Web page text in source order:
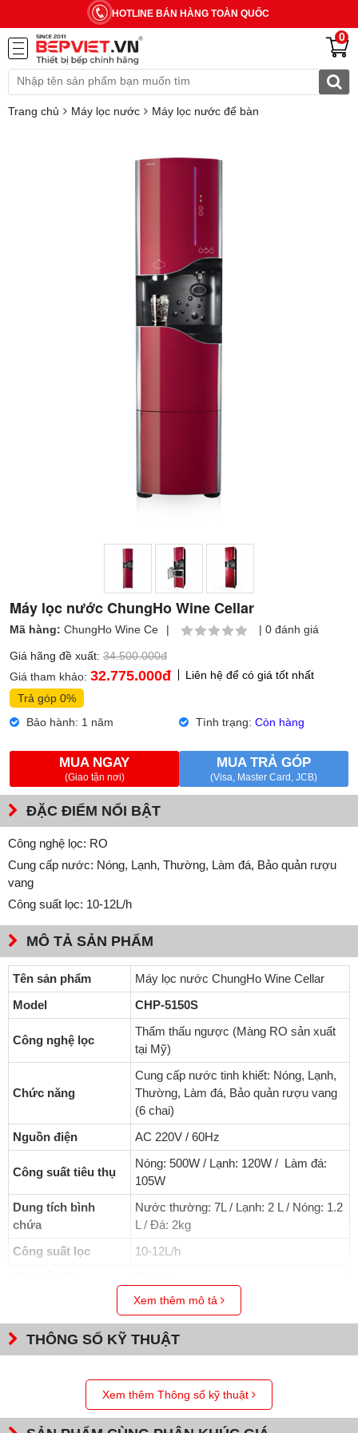
HOTLINE BÁN HÀNG TOÀN QUỐC
0
Trang chủ Máy lọc nước Máy lọc nước để bàn
Máy lọc nước ChungHo Wine Cellar
Mã hàng: ChungHo Wine Ce | | 0 đánh giá
Giá hãng đề xuất: 34.500.000đ
Giá tham khảo: 32.775.000đ
Liên hệ để có giá tốt nhất
Trả góp 0%
Bảo hành: 1 năm
Tình trạng: Còn hàng
MUA NGAY
(Giao tận nơi)
MUA TRẢ GÓP
(Visa, Master Card, JCB)
ĐẶC ĐIỂM NỔI BẬT
Công nghệ lọc: RO
Cung cấp nước: Nóng, Lạnh, Thường, Làm đá, Bảo quản rượu
vang
Công suất lọc: 10-12L/h
MÔ TẢ SẢN PHẨM
Tên sản phẩm
Máy lọc nước ChungHo Wine Cellar
Model
CHP-5150S
Công nghệ lọc
Thẩm thấu ngược (Màng RO sản xuất
tại Mỹ)
Chức năng
Cung cấp nước tinh khiết: Nóng, Lạnh,
Thường, Làm đá, Bảo quản rượu vang
(6 chai)
Nguồn điện
AC 220V / 60Hz
Công suất tiêu thụ
Nóng: 500W / Lạnh: 120W / Làm đá:
105W
Dung tích bình
chứa
Nước thường: 7L / Lạnh: 2 L / Nóng: 1.2
L / Đá: 2kg
Công suất lọc
10-12L/h
51.8 kg
Kích thước
360 x 485 x1.420 (RxSxC) mm
Màu sắc
Đỏ bordeaux
Chế độ hoạt động bằng cảm biến ánh
sáng
Xem thêm mô tả
THÔNG SỐ KỸ THUẬT
Xem thêm Thông số kỹ thuật